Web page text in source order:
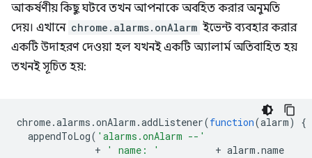
আকর্ষণীয় কিছু ঘটবে তখন আপনাকে অবহিত করার অনুমতি
দেয়। এখানে chrome.alarms.onAlarm ইভেন্ট ব্যবহার করার
একটি উদাহরণ দেওয়া হল যখনই একটি অ্যালার্ম অতিবাহিত হয়
তখনই সূচিত হয়:
chrome.alarms .onAlarm .addListener(function(alarm)
{
appendToLog( 'alarms.onAlarm --'
+
' name: ' + alarm .name